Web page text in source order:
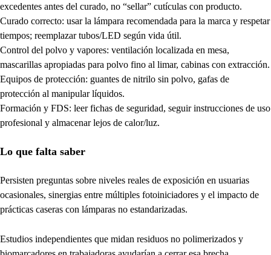
excedentes antes del curado, no “sellar” cutículas con producto.
Curado correcto: usar la lámpara recomendada para la marca y respetar
tiempos; reemplazar tubos/LED según vida útil.
Control del polvo y vapores: ventilación localizada en mesa,
mascarillas apropiadas para polvo fino al limar, cabinas con extracción.
Equipos de protección: guantes de nitrilo sin polvo, gafas de
protección al manipular líquidos.
Formación y FDS: leer fichas de seguridad, seguir instrucciones de uso
profesional y almacenar lejos de calor/luz.
Lo que falta saber
Persisten preguntas sobre niveles reales de exposición en usuarias
ocasionales, sinergias entre múltiples fotoiniciadores y el impacto de
prácticas caseras con lámparas no estandarizadas.
Estudios independientes que midan residuos no polimerizados y